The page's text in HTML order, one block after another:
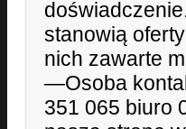
stanowią
nich zawarte
—Osoba
351 065 biuro